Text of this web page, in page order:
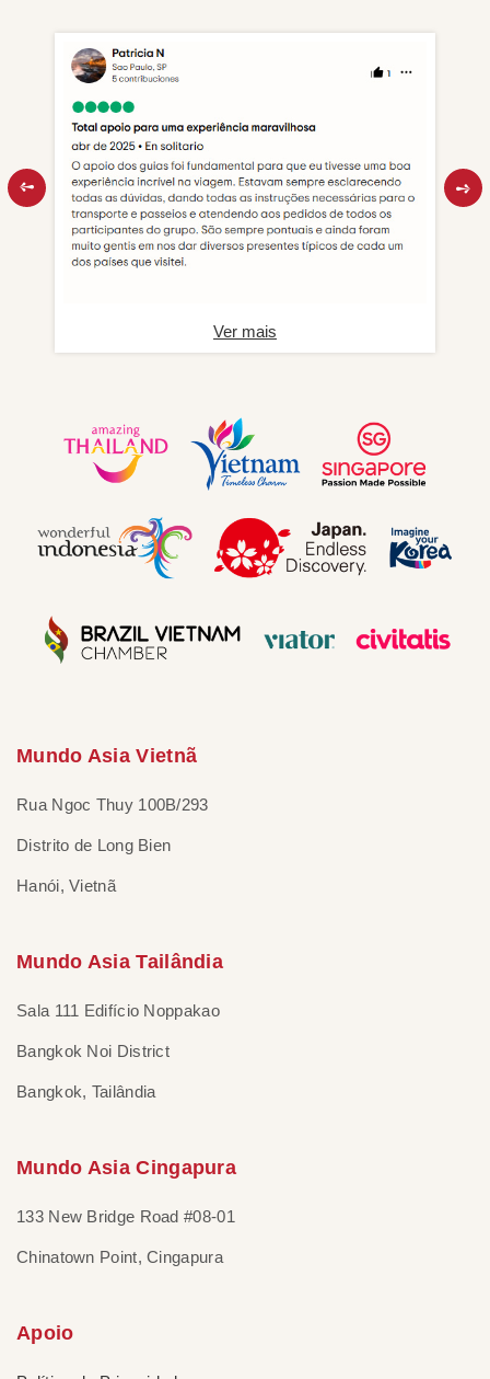
Ver mais
Mundo Asia Vietnã
Rua Ngoc Thuy 100B/293
Distrito de Long Bien
Hanói, Vietnã
Mundo Asia Tailândia
Sala 111 Edifício Noppakao
Bangkok Noi District
Bangkok, Tailândia
Mundo Asia Cingapura
133 New Bridge Road #08-01
Chinatown Point, Cingapura
Apoio